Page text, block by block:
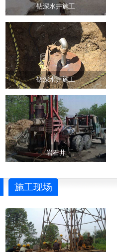
钻深水井施工
钻深水井施工
岩石井
施工现场